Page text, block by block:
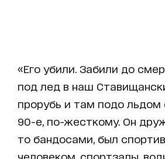
«Его убили. Забили до
под лед в наш
прорубь и там подо льдом
90-е, по-жесткому. Он
то бандосами, был
человеком, спортзалы,